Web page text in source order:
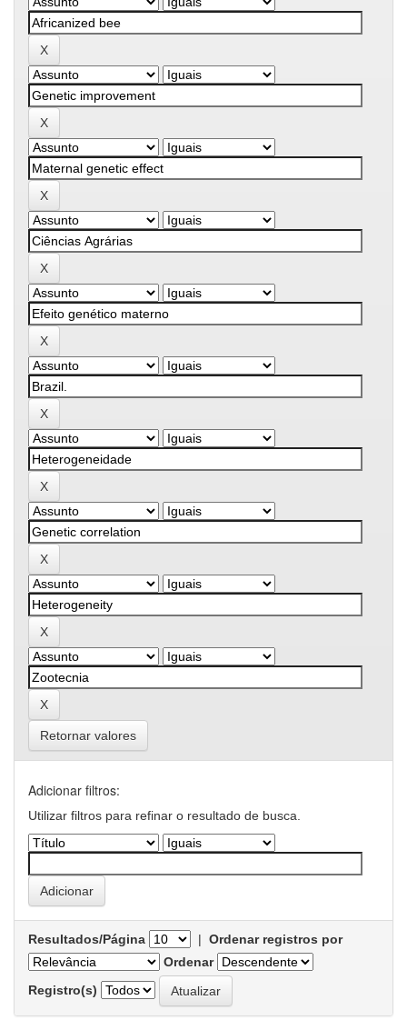
Retornar valores
Adicionar filtros:
Utilizar filtros para refinar o resultado de busca.
Resultados/Página | Ordenar registros por
Ordenar
Registro(s)